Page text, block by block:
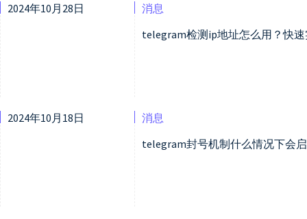
2024年10月28日
消息
telegram检测ip地址怎么用？快
2024年10月18日
消息
telegram封号机制什么情况下会